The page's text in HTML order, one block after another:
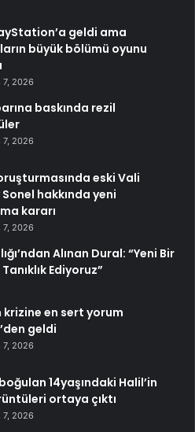
geldi ama
büyük bölümü oyunu
7, 2026
baskında rezil
7, 2026
eski Vali
hakkında yeni
kararı
7, 2026
Alınan Dural: “Yeni Bir
Ediyoruz”
krizine en sert yorum
geldi
7, 2026
14yaşındaki Halil’in
ortaya çıktı
7, 2026